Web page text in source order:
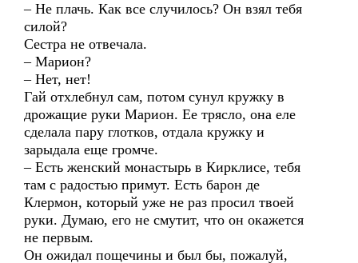
– Не плачь. Как все случилось? Он взял тебя
силой?
Сестра не отвечала.
– Марион?
– Нет, нет!
Гай отхлебнул сам, потом сунул кружку в
дрожащие руки Марион. Ее трясло, она еле
сделала пару глотков, отдала кружку и
зарыдала еще громче.
– Есть женский монастырь в Кирклисе, тебя
там с радостью примут. Есть барон де
Клермон, который уже не раз просил твоей
руки. Думаю, его не смутит, что он окажется
не первым.
Он ожидал пощечины и был бы, пожалуй,